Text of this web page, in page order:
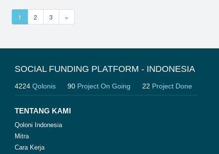
1 2 3 »
SOCIAL FUNDING PLATFORM - INDONESIA
4224 Qolonis 90 Project On Going 22 Project Done
TENTANG KAMI
Qoloni Indonesia
Mitra
Cara Kerja